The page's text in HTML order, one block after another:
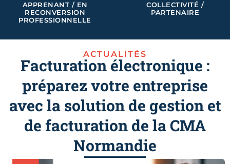
APPRENANT / EN
RECONVERSION
PROFESSIONNELLE
COLLECTIVITÉ /
PARTENAIRE
ACTUALITÉS
Facturation électronique :
préparez votre entreprise
avec la solution de gestion et
de facturation de la CMA
Normandie